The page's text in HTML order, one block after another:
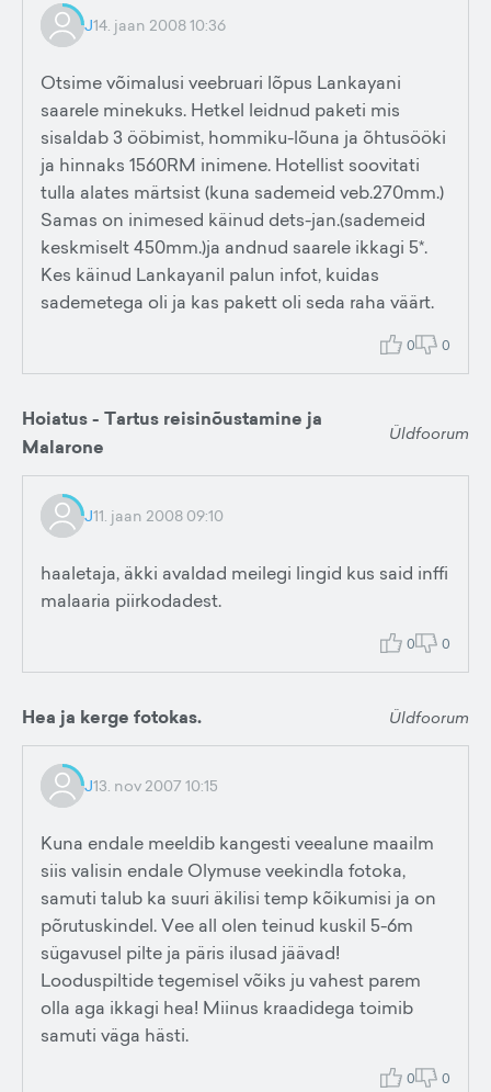
J14. jaan 2008 10:36
Otsime võimalusi veebruari lõpus Lankayani
saarele minekuks. Hetkel leidnud paketi mis
sisaldab 3 ööbimist, hommiku-lõuna ja õhtusööki
ja hinnaks 1560RM inimene. Hotellist soovitati
tulla alates märtsist (kuna sademeid veb.270mm.)
Samas on inimesed käinud dets-jan.(sademeid
keskmiselt 450mm.)ja andnud saarele ikkagi 5*.
Kes käinud Lankayanil palun infot, kuidas
sademetega oli ja kas pakett oli seda raha väärt.
0 0
Hoiatus - Tartus reisinõustamine ja
Malarone
Üldfoorum
J11. jaan 2008 09:10
haaletaja, äkki avaldad meilegi lingid kus said inffi
malaaria piirkodadest.
0 0
Hea ja kerge fotokas. Üldfoorum
J13. nov 2007 10:15
Kuna endale meeldib kangesti veealune maailm
siis valisin endale Olymuse veekindla fotoka,
samuti talub ka suuri äkilisi temp kõikumisi ja on
põrutuskindel. Vee all olen teinud kuskil 5-6m
sügavusel pilte ja päris ilusad jäävad!
Looduspiltide tegemisel võiks ju vahest parem
olla aga ikkagi hea! Miinus kraadidega toimib
samuti väga hästi.
0 0